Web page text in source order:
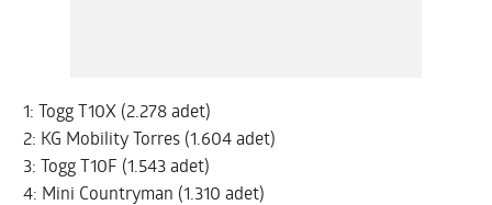
1: Togg T10X (2.278 adet)
2: KG Mobility Torres (1.604 adet)
3: Togg T10F (1.543 adet)
4: Mini Countryman (1.310 adet)